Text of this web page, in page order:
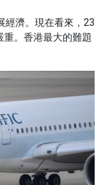
經濟。現在看來，23
。香港最大的難題